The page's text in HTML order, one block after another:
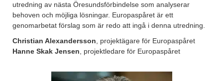
utredning av nästa Öresundsförbindelse som analyserar
behoven och möjliga lösningar. Europaspåret är ett
genomarbetat förslag som är redo att ingå i denna utredning.
Christian Alexandersson , projektägare för Europaspåret
Hanne Skak Jensen , projektledare för Europaspåret